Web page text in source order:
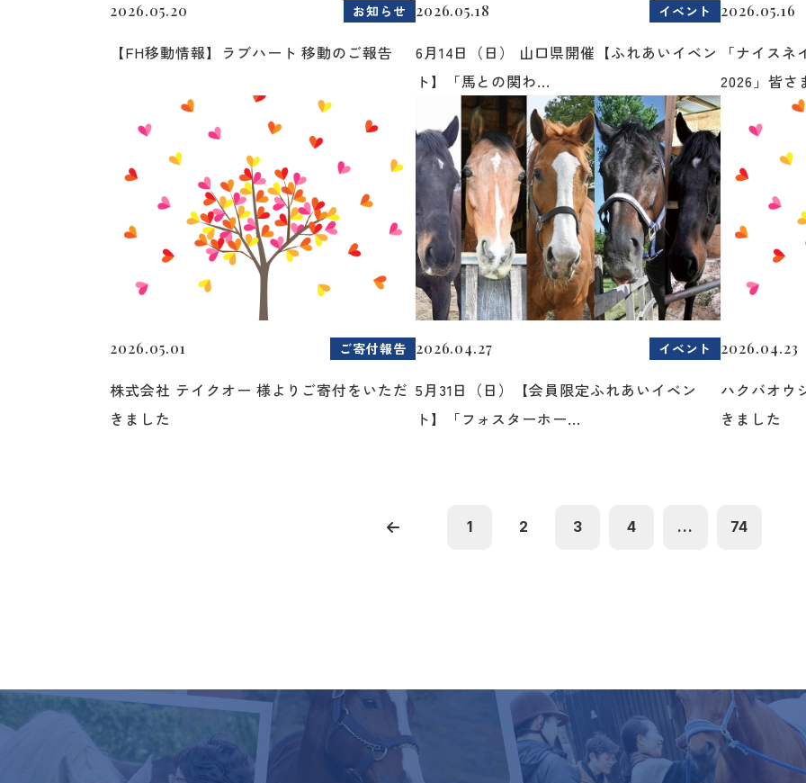
2026.05.20 お知らせ
【FH移動情報】ラブハート 移動のご報告
2026.05.18 イベント
6月14日（日） 山口県開催【ふれあいイベン
ト】「馬との関わ...
2026.05.16
「ナイス
2026」皆さ
2026.05.01 ご寄付報告
株式会社 テイクオー 様よりご寄付をいただ
きました
2026.04.27 イベント
5月31日（日）【会員限定ふれあいイベン
ト】「フォスターホー...
2026.04.23
ハクバオウ
きました
1 2 3 4 ... 74